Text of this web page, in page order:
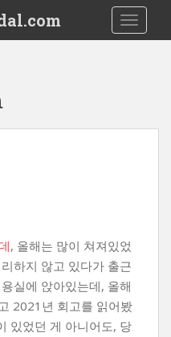
, 올해는 많이 쳐져있었
하지 않고 있다가 출근
실에 앉아있는데, 올해
2021년 회고를 읽어봤
있었던 게 아니어도, 당